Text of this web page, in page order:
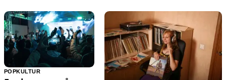
POPKULTUR